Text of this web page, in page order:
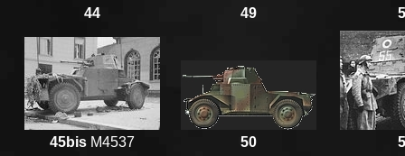
44 49
45bis M4537 50